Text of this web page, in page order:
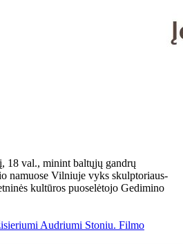
18 val., minint baltųjų gandrų
namuose Vilniuje vyks skulptoriaus-
kultūros puoselėtojo Gedimino
Audriumi Stoniu. Filmo